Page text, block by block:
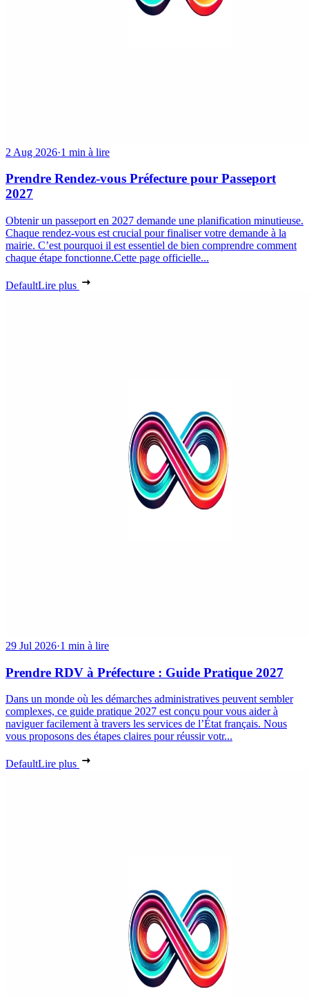
2 Aug 2026·1 min à lire
Prendre Rendez-vous Préfecture pour Passeport
2027
Obtenir un passeport en 2027 demande une planification minutieuse.
Chaque rendez-vous est crucial pour finaliser votre demande à la
mairie. C’est pourquoi il est essentiel de bien comprendre comment
chaque étape fonctionne.Cette page officielle...
DefaultLire plus
29 Jul 2026·1 min à lire
Prendre RDV à Préfecture : Guide Pratique 2027
Dans un monde où les démarches administratives peuvent sembler
complexes, ce guide pratique 2027 est conçu pour vous aider à
naviguer facilement à travers les services de l’État français. Nous
vous proposons des étapes claires pour réussir votr...
DefaultLire plus